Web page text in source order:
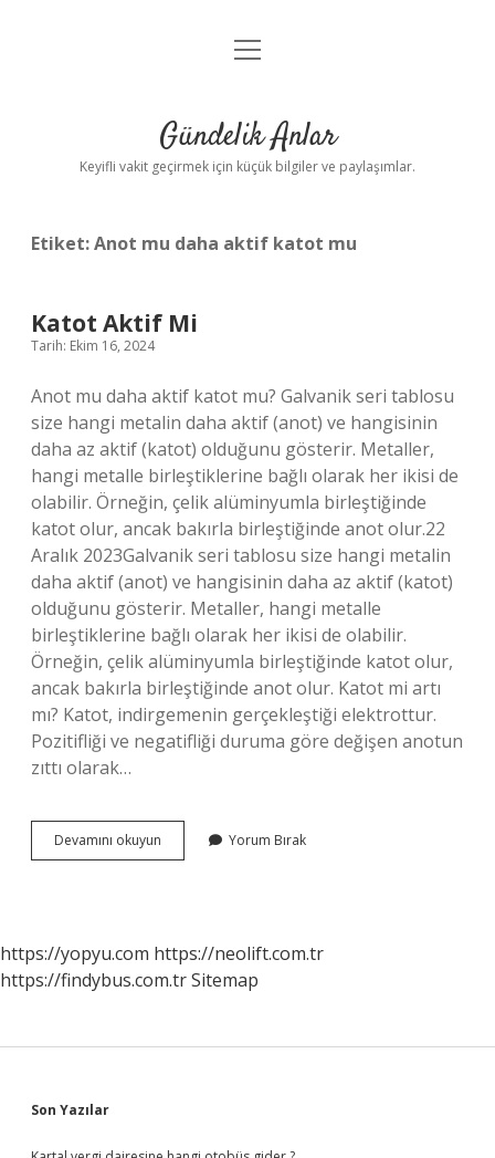
Anasayfa
Yasal Uyarı
menüyü
Gündelik Anlar
Keyifli vakit geçirmek için küçük bilgiler ve paylaşımlar.
Etiket:Anot mu daha aktif katot mu
Katot Aktif Mi
Tarih: Ekim 16, 2024
Anot mu daha aktif katot mu? Galvanik seri tablosu
size hangi metalin daha aktif (anot) ve hangisinin
daha az aktif (katot) olduğunu gösterir. Metaller,
hangi metalle birleştiklerine bağlı olarak her ikisi de
olabilir. Örneğin, çelik alüminyumla birleştiğinde
katot olur, ancak bakırla birleştiğinde anot olur.22
Aralık 2023Galvanik seri tablosu size hangi metalin
daha aktif (anot) ve hangisinin daha az aktif (katot)
olduğunu gösterir. Metaller, hangi metalle
birleştiklerine bağlı olarak her ikisi de olabilir.
Örneğin, çelik alüminyumla birleştiğinde katot olur,
ancak bakırla birleştiğinde anot olur. Katot mi artı
mı? Katot, indirgemenin gerçekleştiği elektrottur.
Pozitifliği ve negatifliği duruma göre değişen anotun
zıttı olarak…
Devamını okuyun
Aktif
Yorum Bırak
https://yopyu.com https://neolift.com.tr
https://findybus.com.trSitemap
Sidebar
Son Yazılar